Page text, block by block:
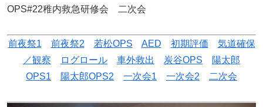
OPS#22稚内救急研修会 二次会
前夜祭1 前夜祭2 若松OPS AED 初期評価
気道確保
／観察
ログロール 車外救出 炭谷OPS
陽太郎
OPS1
陽太郎OPS2 一次会1 一次会2 二次会